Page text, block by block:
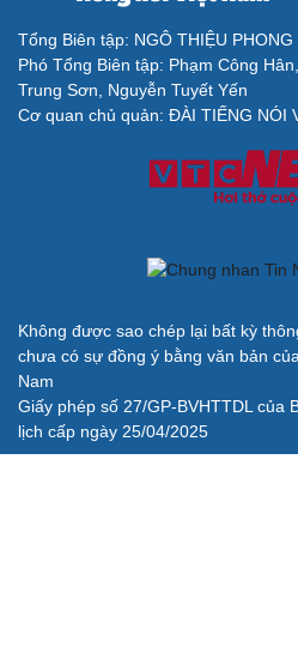
Du lịch
Tư vấn
Săn Tour
check-in
Cải chính
Tổng Biên tập: NGÔ THIỆU PHONG
Phó Tổng Biên tập: Phạm Công
Trung Sơn, Nguyễn Tuyết Yến
Cơ quan chủ quản: ĐÀI TIẾNG NÓI
Không được sao chép lại bất kỳ
chưa có sự đồng ý bằng văn bản
Nam
Giấy phép số 27/GP-BVHTTDL của
lịch cấp ngày 25/04/2025